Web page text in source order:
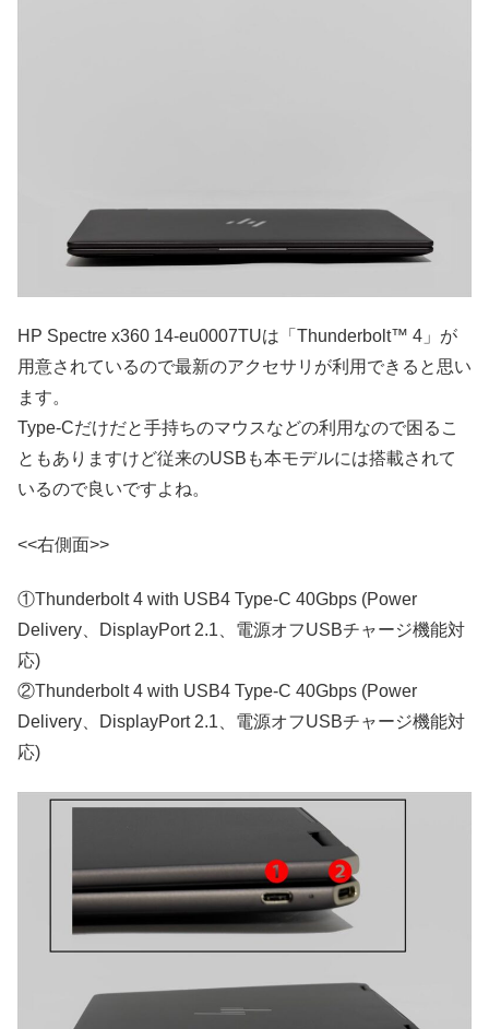
HP Spectre x360 14-eu0007TUは「Thunderbolt™ 4」が
用意されているので最新のアクセサリが利用できると思い
ます。
Type-Cだけだと手持ちのマウスなどの利用なので困るこ
ともありますけど従来のUSBも本モデルには搭載されて
いるので良いですよね。
<<右側面>>
①Thunderbolt 4 with USB4 Type-C 40Gbps (Power
Delivery、DisplayPort 2.1、電源オフUSBチャージ機能対
応)
②Thunderbolt 4 with USB4 Type-C 40Gbps (Power
Delivery、DisplayPort 2.1、電源オフUSBチャージ機能対
応)